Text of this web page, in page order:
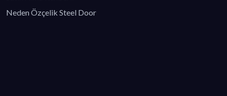
Neden Özçelik Steel Door